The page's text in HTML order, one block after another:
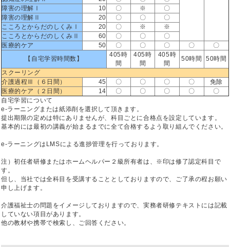
障害の理解Ⅰ
10 〇 ※
〇
障害の理解Ⅱ
20 〇 〇
〇
こころとからだのしくみⅠ
20 〇 ※
※
こころとからだのしくみⅡ
60 〇 〇
〇
医療的ケア
50 〇 〇 〇 〇
〇
【自宅学習時間数】
405時
間
405時
間
405時
間
50時間
50時間
スクーリング
介護過程Ⅲ（６日間）
45 〇 〇 〇 〇
免除
医療的ケア（２日間）
14 〇 〇 〇 〇
〇
自宅学習について
e-ラーニングまたは紙添削を選択して頂きます。
提出期限の定めは特にありませんが、科目ごとに合格点を設定しています。
基本的には最初の講義が始まるまでに全て合格するよう取り組んでください。
e-ラーニングはLMSによる進捗管理を行っております。
注）初任者研修またはホームヘルパー２級所有者は、※印は修了認定科目で
す。
但し、当社では全科目を受講することとしておりますので、ご了承の程お願い
申し上げます。
介護福祉士の問題をイメージしておりますので、実務者研修テキストには記載
していない項目があります。
他の教材や携帯で検索し、ご回答ください。